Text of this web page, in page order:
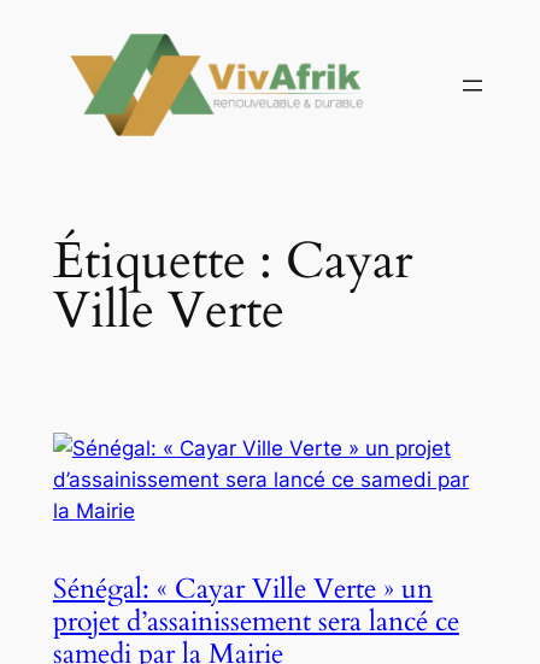
contenu
Étiquette : Cayar
Ville Verte
Sénégal: « Cayar Ville Verte » un
projet d’assainissement sera lancé ce
samedi par la Mairie